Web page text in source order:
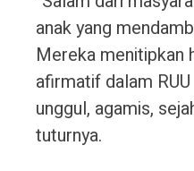
anak yang
Mereka menitipkan
afirmatif dalam
unggul, agamis,
tuturnya.